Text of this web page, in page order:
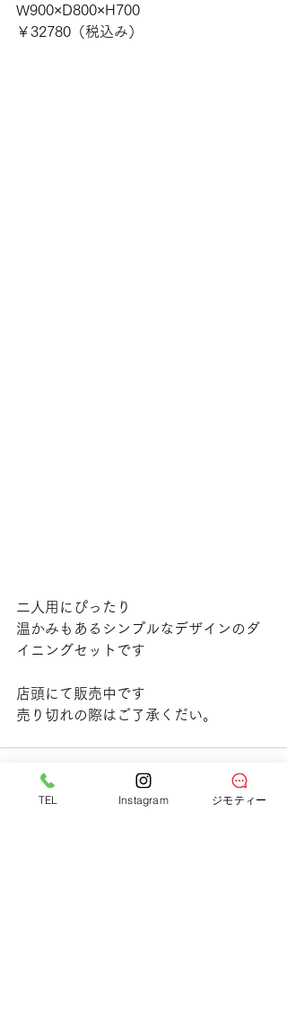
W900×D800×H700
￥32780（税込み）
二人用にぴったり
温かみもあるシンプルなデザインのダ
イニングセットです
店頭にて販売中です
売り切れの際はご了承くだい。
最新記事 すべて表示
TEL Instagram ジモティー